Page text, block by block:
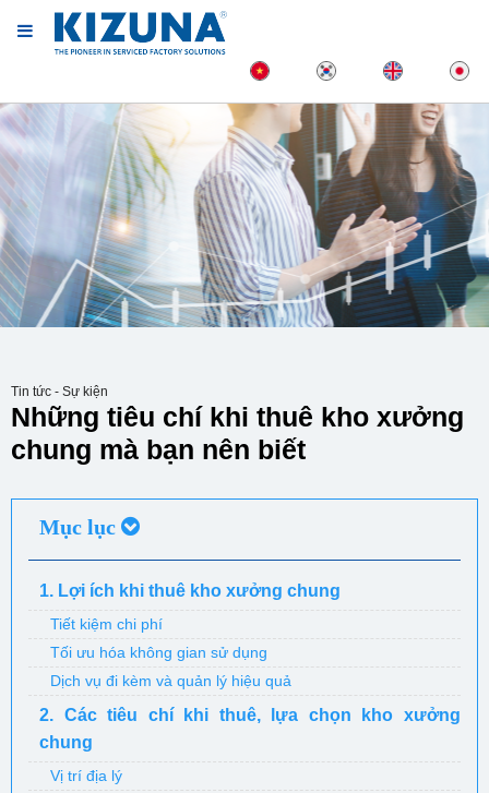
Tin tức - Sự kiện
Những tiêu chí khi thuê kho xưởng
chung mà bạn nên biết
Mục lục
1. Lợi ích khi thuê kho xưởng chung
Tiết kiệm chi phí
Tối ưu hóa không gian sử dụng
Dịch vụ đi kèm và quản lý hiệu quả
2. Các tiêu chí khi thuê, lựa chọn kho xưởng
chung
Vị trí địa lý